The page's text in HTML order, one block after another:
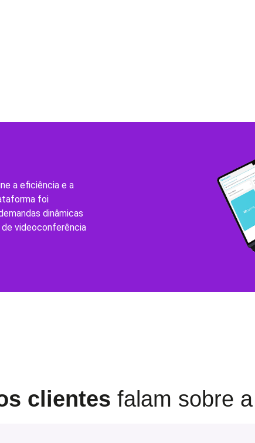
a eficiência e a
foi
dinâmicas
videoconferência
clientes falam sobre